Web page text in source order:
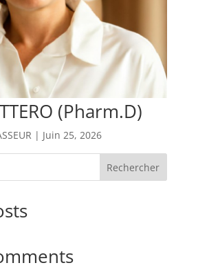
(Pharm.D)
| Juin 25, 2026
Rechercher